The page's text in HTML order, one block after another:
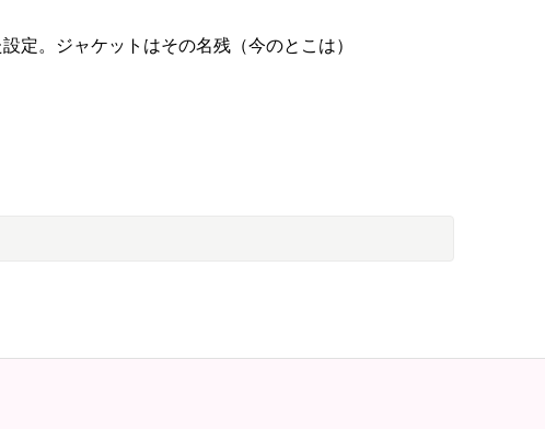
定。ジャケットはその名残（今のとこは）